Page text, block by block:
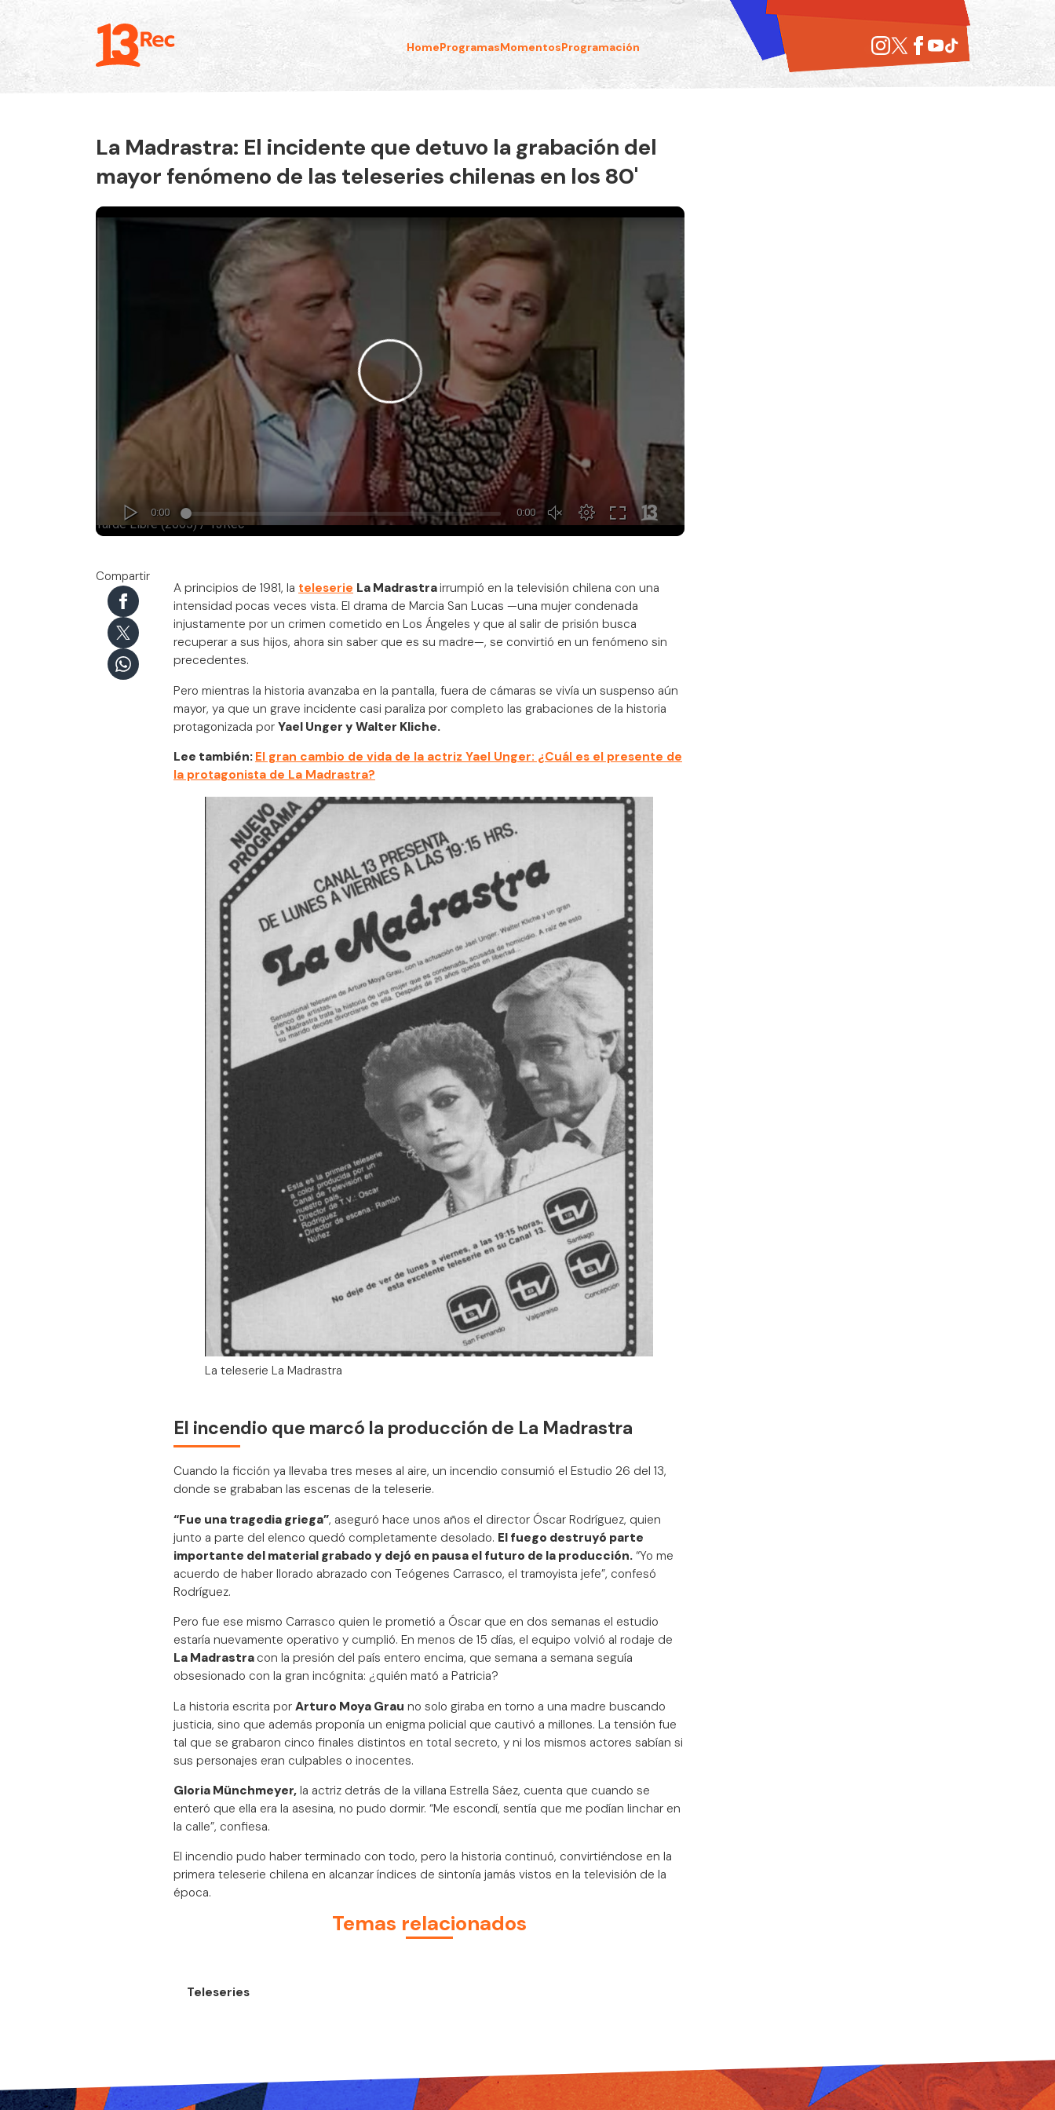
HomeProgramasMomentosProgramación
La Madrastra: El incidente que detuvo la grabación del
mayor fenómeno de las teleseries chilenas en los 80'
Compartir
A principios de 1981, la teleserie La Madrastrairrumpió en la televisión chilena con una
intensidad pocas veces vista. El drama de Marcia San Lucas —una mujer condenada
injustamente por un crimen cometido en Los Ángeles y que al salir de prisión busca
recuperar a sus hijos, ahora sin saber que es su madre—, se convirtió en un fenómeno sin
precedentes.
Pero mientras la historia avanzaba en la pantalla, fuera de cámaras se vivía un suspenso aún
mayor, ya que un grave incidente casi paraliza por completo las grabaciones de la historia
protagonizada por Yael Unger y Walter Kliche.
Lee también: El gran cambio de vida de la actriz Yael Unger: ¿Cuál es el presente de
la protagonista de La Madrastra?
La teleserie La Madrastra
El incendio que marcó la producción de La Madrastra
Cuando la ficción ya llevaba tres meses al aire, un incendio consumió el Estudio 26 del 13,
donde se grababan las escenas de la teleserie.
“Fue una tragedia griega”, aseguró hace unos años el director Óscar Rodríguez, quien
junto a parte del elenco quedó completamente desolado. El fuego destruyó parte
importante del material grabado y dejó en pausa el futuro de la producción. “Yo me
acuerdo de haber llorado abrazado con Teógenes Carrasco, el tramoyista jefe”, confesó
Rodríguez.
Pero fue ese mismo Carrasco quien le prometió a Óscar que en dos semanas el estudio
estaría nuevamente operativo y cumplió. En menos de 15 días, el equipo volvió al rodaje de
La Madrastra con la presión del país entero encima, que semana a semana seguía
obsesionado con la gran incógnita: ¿quién mató a Patricia?
La historia escrita por Arturo Moya Grau no solo giraba en torno a una madre buscando
justicia, sino que además proponía un enigma policial que cautivó a millones. La tensión fue
tal que se grabaron cinco finales distintos en total secreto, y ni los mismos actores sabían si
sus personajes eran culpables o inocentes.
Gloria Münchmeyer, la actriz detrás de la villana Estrella Sáez, cuenta que cuando se
enteró que ella era la asesina, no pudo dormir. “Me escondí, sentía que me podían linchar en
la calle”, confiesa.
El incendio pudo haber terminado con todo, pero la historia continuó, convirtiéndose en la
primera teleserie chilena en alcanzar índices de sintonía jamás vistos en la televisión de la
época.
Temas relacionados
Teleseries